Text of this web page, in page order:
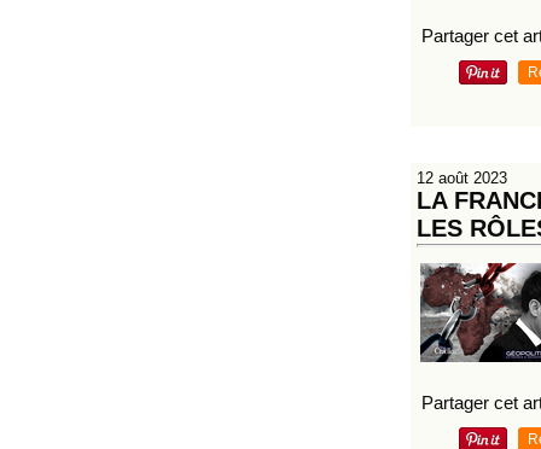
Partager cet
12 août 2023
LA
LES
Partager cet